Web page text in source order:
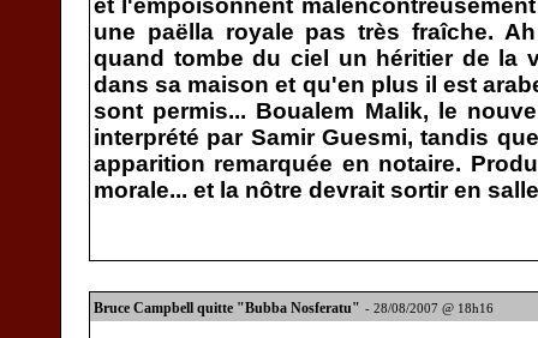
et l'empoisonnent
une paëlla royale pas très fraîche.
quand tombe du ciel un héritier de la
dans sa maison et qu'en plus il est
sont permis... Boualem Malik, le
interprété par Samir Guesmi, tandis
apparition remarquée en notaire.
morale... et la nôtre devrait sortir en
Bruce Campbell quitte "Bubba Nosferatu" - 28/08/2007 @ 18h16